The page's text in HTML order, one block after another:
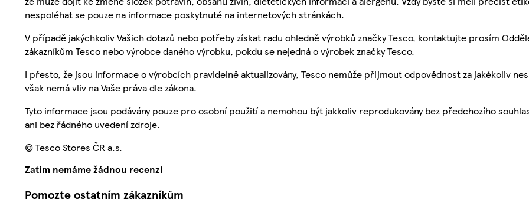
nespoléhat se pouze na informace poskytnuté na internetových stránkách.
V případě jakýchkoliv Vašich dotazů nebo potřeby získat radu ohledně výrobků značky Tesco, kontaktujte prosím
zákazníkům Tesco nebo výrobce daného výrobku, pokdu se nejedná o výrobek značky Tesco.
I přesto, že jsou informace o výrobcích pravidelně aktualizovány, Tesco nemůže přijmout odpovědnost za jakékoliv
však nemá vliv na Vaše práva dle zákona.
Tyto informace jsou podávány pouze pro osobní použití a nemohou být jakkoliv reprodukovány bez předchozího
ani bez řádného uvedení zdroje.
© Tesco Stores ČR a.s.
Zatím nemáme žádnou recenzi
Pomozte ostatním zákazníkům